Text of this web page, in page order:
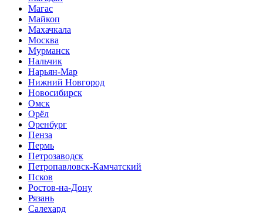
Магас
Майкоп
Махачкала
Москва
Мурманск
Нальчик
Нарьян-Мар
Нижний Новгород
Новосибирск
Омск
Орёл
Оренбург
Пенза
Пермь
Петрозаводск
Петропавловск-Камчатский
Псков
Ростов-на-Дону
Рязань
Салехард